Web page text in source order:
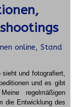
online, Stand
sieht und fotografiert,
und es gibt
Meine regelmäßigen
die Entwicklung des